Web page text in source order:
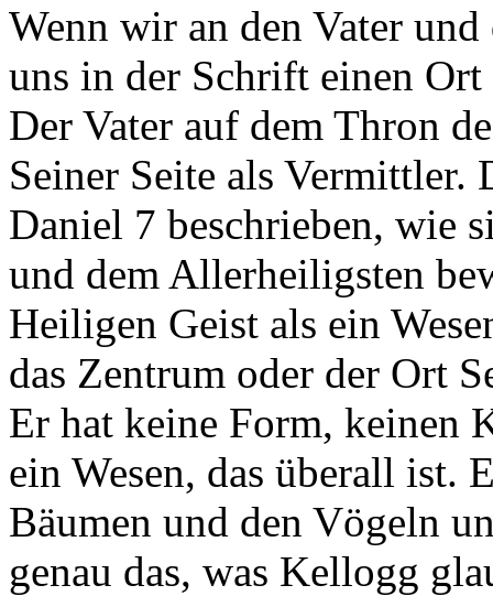
Wenn wir an den Vater
uns in der Schrift einen
Der Vater auf dem Thron
Seiner Seite als Vermittler.
Daniel 7 beschrieben, wie
und dem Allerheiligsten
Heiligen Geist als ein
das Zentrum oder der Ort
Er hat keine Form, keinen
ein Wesen, das überall ist.
Bäumen und den Vögeln
genau das, was Kellogg